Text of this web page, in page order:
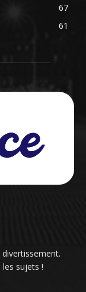
67
61
sujets !